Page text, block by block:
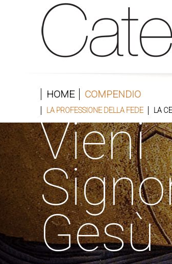
HOME COMPENDIO
LA PROFESSIONE DELLA FEDE LA
Vieni
Gesù